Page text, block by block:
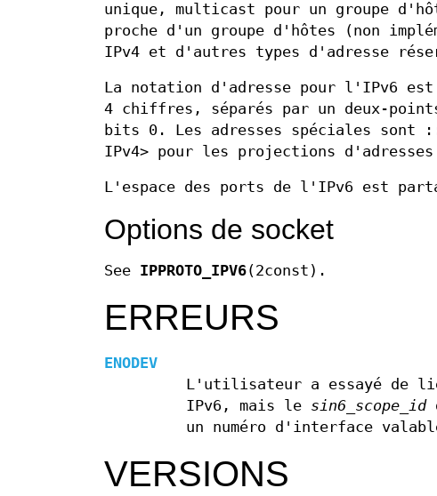
unique, multicast pour un groupe
proche d'un groupe d'hôtes (non
IPv4 et d'autres types d'adresse
La notation d'adresse pour l'IPv6 est
4 chiffres, séparés par un deux-
bits 0. Les adresses spéciales sont
IPv4> pour les projections
L'espace des ports de l'IPv6 est
Options de socket
See IPPROTO_IPV6(2const).
ERREURS
ENODEV
L'utilisateur a essayé de
IPv6, mais le sin6_scope_id
un numéro d'interface
VERSIONS